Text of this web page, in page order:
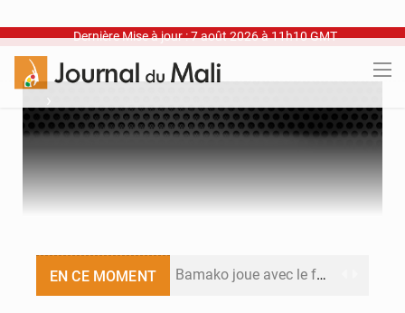
Dernière Mise à jour : 7 août 2026 à 11h10 GMT
›
EN CE MOMENT Bamako joue avec le feu